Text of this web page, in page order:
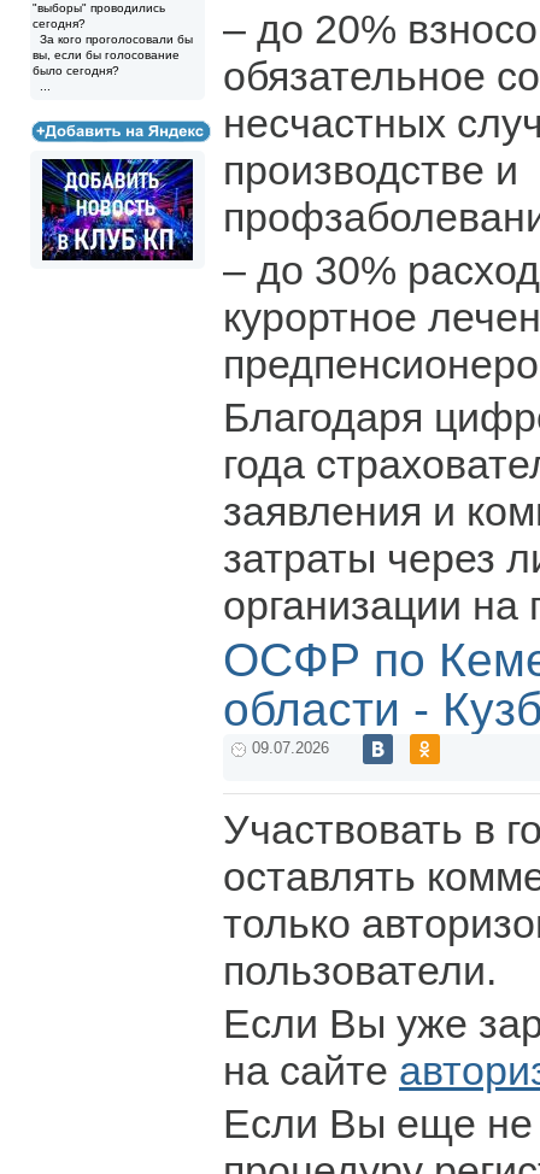
"выборы" проводились
сегодня?
За кого проголосовали бы
вы, если бы голосование
было сегодня?
– до 20%
обязательное
несчастных
производстве и
– до 30%
курортное
Благодаря
года
заявления и
затраты через
организации на
ОСФР по
области -
09.07.2026
Участвовать в
оставлять
только
пользователи.
Если Вы уже
на сайте
Если Вы еще не